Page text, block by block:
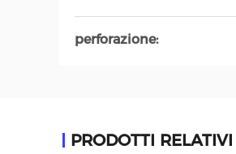
perforazione:
PRODOTTI RELATIVI